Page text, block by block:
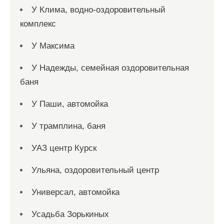
У Клима, водно-оздоровительный
комплекс
У Максима
У Надежды, семейная оздоровительная
баня
У Паши, автомойка
У трамплина, баня
УАЗ центр Курск
Ульяна, оздоровительный центр
Универсал, автомойка
Усадьба Зорькиных